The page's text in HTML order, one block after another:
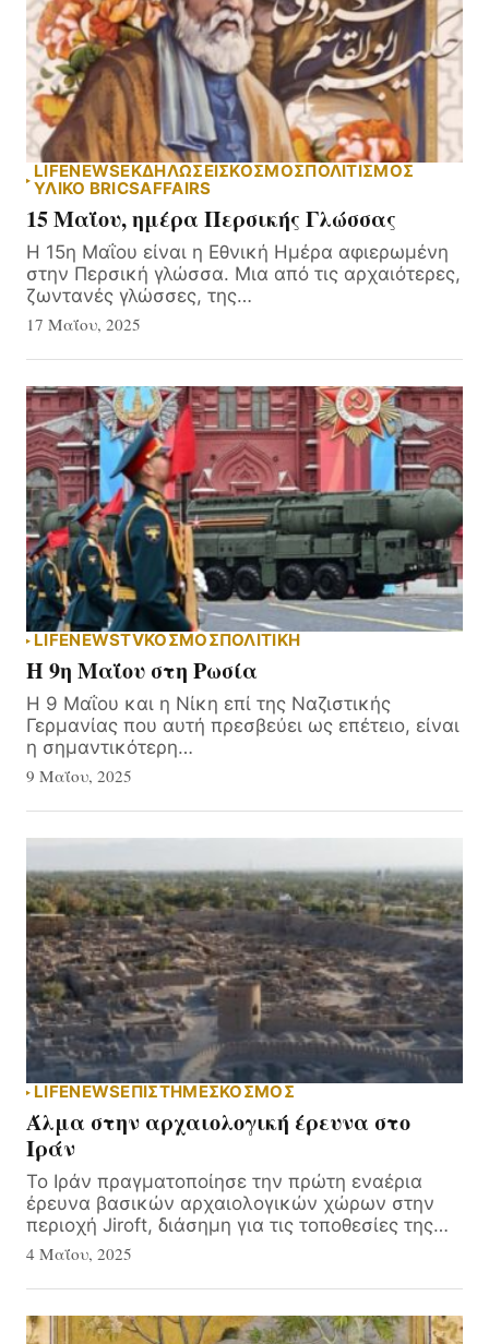
LIFENEWSΕΚΔΗΛΏΣΕΙΣΚΟΣΜΟΣΠΟΛΙΤΙΣΜΟΣ
ΥΛΙΚΌ BRICSAFFAIRS
15 Μαΐου, ημέρα Περσικής Γλώσσας
Η 15η Μαΐου είναι η Εθνική Ημέρα αφιερωμένη
στην Περσική γλώσσα. Μια από τις αρχαιότερες,
ζωντανές γλώσσες, της…
17 Μαΐου, 2025
LIFENEWSTVΚΟΣΜΟΣΠΟΛΙΤΙΚΗ
Η 9η Μαΐου στη Ρωσία
Η 9 Μαΐου και η Νίκη επί της Ναζιστικής
Γερμανίας που αυτή πρεσβεύει ως επέτειο, είναι
η σημαντικότερη…
9 Μαΐου, 2025
LIFENEWSΕΠΙΣΤΗΜΕΣΚΟΣΜΟΣ
Άλμα στην αρχαιολογική έρευνα στο
Ιράν
Το Ιράν πραγματοποίησε την πρώτη εναέρια
έρευνα βασικών αρχαιολογικών χώρων στην
περιοχή Jiroft, διάσημη για τις τοποθεσίες της…
4 Μαΐου, 2025